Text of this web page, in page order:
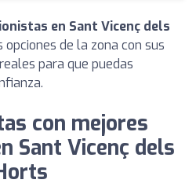
en Sant Vicenç dels
opciones de la zona con sus
para que puedas
con mejores
Sant Vicenç dels